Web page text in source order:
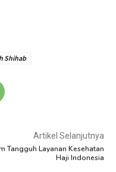
Shihab
Artikel Selanjutnya
Tangguh Layanan Kesehatan
Haji Indonesia